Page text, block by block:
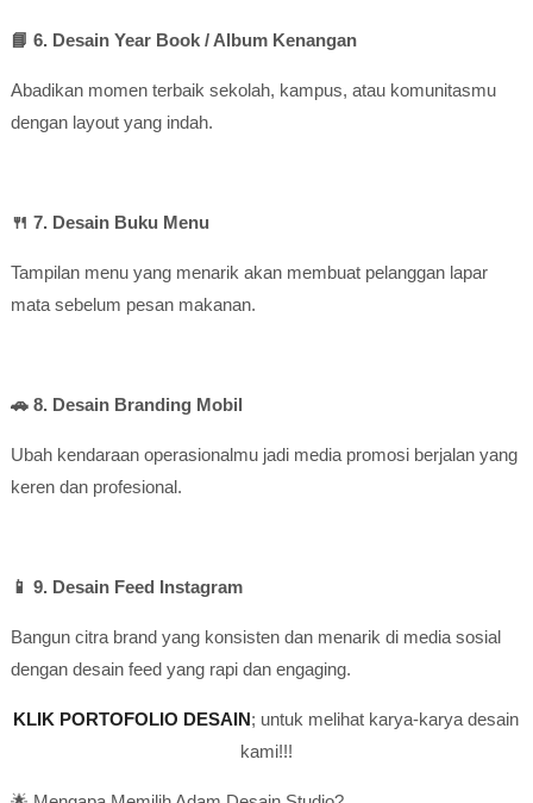
📘 6. Desain Year Book / Album Kenangan
Abadikan momen terbaik sekolah, kampus, atau komunitasmu
dengan layout yang indah.
🍴 7. Desain Buku Menu
Tampilan menu yang menarik akan membuat pelanggan lapar
mata sebelum pesan makanan.
🚗 8. Desain Branding Mobil
Ubah kendaraan operasionalmu jadi media promosi berjalan yang
keren dan profesional.
📱 9. Desain Feed Instagram
Bangun citra brand yang konsisten dan menarik di media sosial
dengan desain feed yang rapi dan engaging.
KLIK PORTOFOLIO DESAIN; untuk melihat karya-karya desain
kami!!!